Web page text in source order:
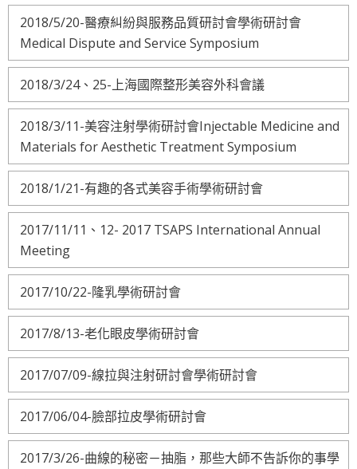
2018/5/20-醫療糾紛與服務品質研討會學術研討會
Medical Dispute and Service Symposium
2018/3/24、25-上海國際整形美容外科會議
2018/3/11-美容注射學術研討會Injectable Medicine and
Materials for Aesthetic Treatment Symposium
2018/1/21-有趣的各式美容手術學術研討會
2017/11/11、12- 2017 TSAPS International Annual
Meeting
2017/10/22-隆乳學術研討會
2017/8/13-老化眼皮學術研討會
2017/07/09-線拉與注射研討會學術研討會
2017/06/04-臉部拉皮學術研討會
2017/3/26-曲線的秘密－抽脂，那些大師不告訴你的事學